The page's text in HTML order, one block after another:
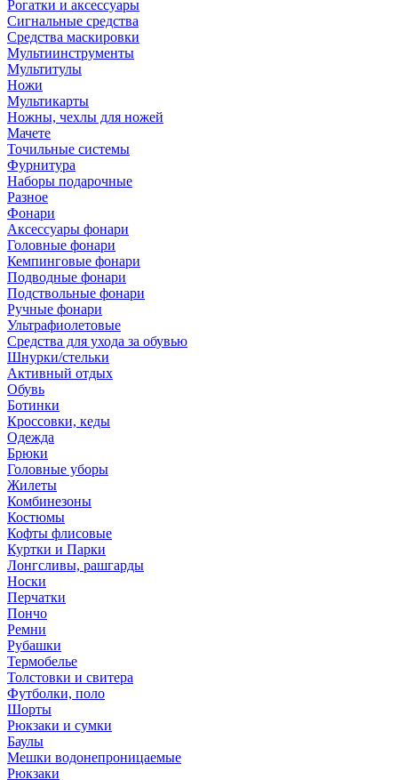
Рогатки и аксессуары
Сигнальные средства
Средства маскировки
Мультиинструменты
Мультитулы
Ножи
Мультикарты
Ножны, чехлы для ножей
Мачете
Точильные системы
Фурнитура
Наборы подарочные
Разное
Фонари
Аксессуары фонари
Головные фонари
Кемпинговые фонари
Подводные фонари
Подствольные фонари
Ручные фонари
Ультрафиолетовые
Средства для ухода за обувью
Шнурки/стельки
Активный отдых
Обувь
Ботинки
Кроссовки, кеды
Одежда
Брюки
Головные уборы
Жилеты
Комбинезоны
Костюмы
Кофты флисовые
Куртки и Парки
Лонгсливы, рашгарды
Носки
Перчатки
Пончо
Ремни
Рубашки
Термобелье
Толстовки и свитера
Футболки, поло
Шорты
Рюкзаки и сумки
Баулы
Мешки водонепроницаемые
Рюкзаки